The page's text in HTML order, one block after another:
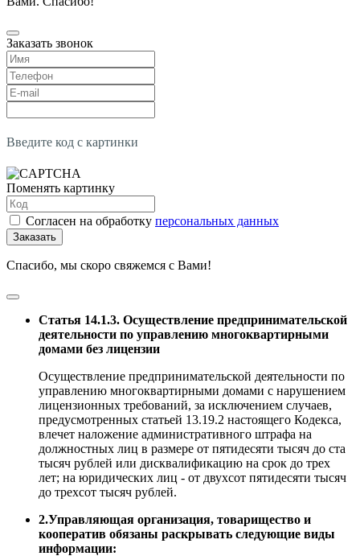
Заказать звонок
Введите код с картинки
Поменять картинку
Согласен на обработку персональных данных
Заказать
Спасибо, мы скоро свяжемся с Вами!
Статья 14.1.3. Осуществление предпринимательской
деятельности по управлению многоквартирными
домами без лицензии
Осуществление предпринимательской деятельности по
управлению многоквартирными домами с нарушением
лицензионных требований, за исключением случаев,
предусмотренных статьей 13.19.2 настоящего Кодекса,
влечет наложение административного штрафа на
должностных лиц в размере от пятидесяти тысяч до ста
тысяч рублей или дисквалификацию на срок до трех
лет; на юридических лиц - от двухсот пятидесяти тысяч
до трехсот тысяч рублей.
2.Управляющая организация, товарищество и
кооператив обязаны раскрывать следующие виды
информации: